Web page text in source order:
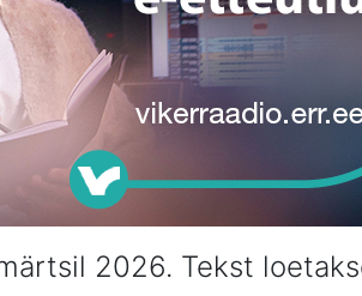
2026. Tekst